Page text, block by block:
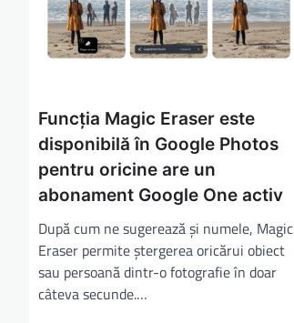
Funcţia Magic Eraser este
disponibilă în Google Photos
pentru oricine are un
abonament Google One activ
După cum ne sugerează şi numele, Magic
Eraser permite ştergerea oricărui obiect
sau persoană dintr-o fotografie în doar
câteva secunde.…